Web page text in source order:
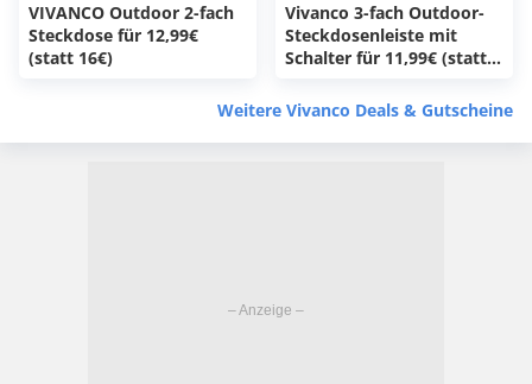
VIVANCO Outdoor 2-fach
Steckdose für 12,99€
(statt 16€)
Vivanco 3-fach Outdoor-
Steckdosenleiste mit
Schalter für 11,99€ (statt
Weitere Vivanco Deals & Gutscheine